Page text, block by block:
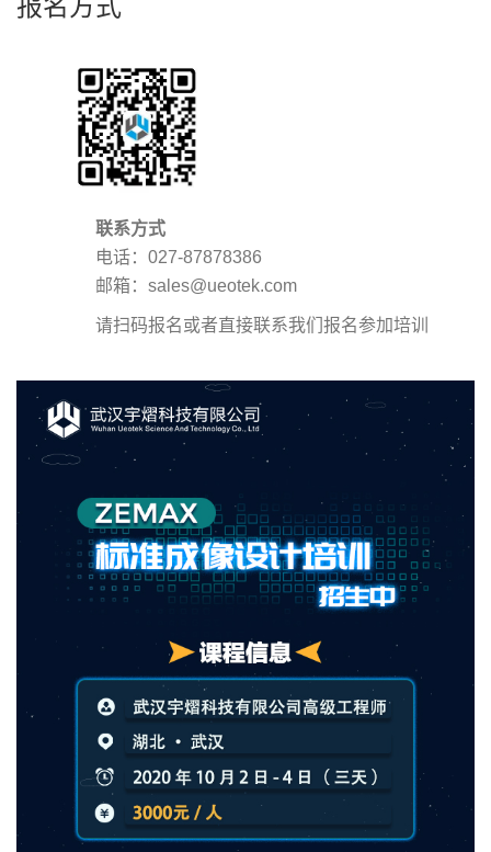
报名方式
联系方式
电话：027-87878386
邮箱：sales@ueotek.com
请扫码报名或者直接联系我们报名参加培训